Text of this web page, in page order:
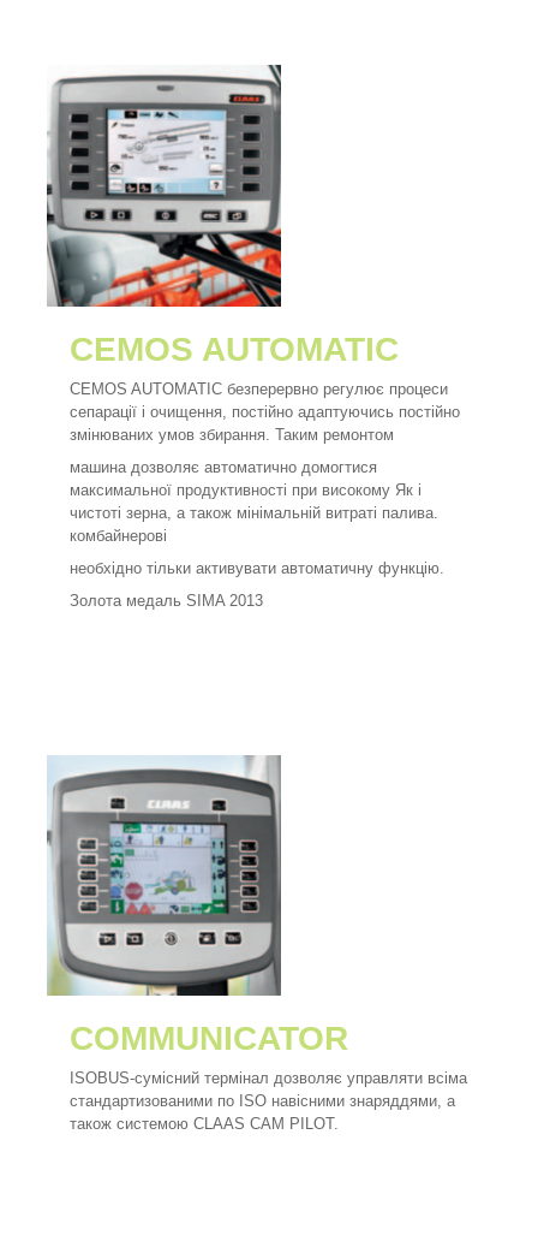
CEMOS AUTOMATIC
CEMOS AUTOMATIC безперервно регулює процеси
сепарації і очищення, постійно адаптуючись постійно
змінюваних умов збирання. Таким ремонтом
машина дозволяє автоматично домогтися
максимальної продуктивності при високому Як і
чистоті зерна, а також мінімальній витраті палива.
комбайнерові
необхідно тільки активувати автоматичну функцію.
Золота медаль SIMA 2013
COMMUNICATOR
ISOBUS-сумісний термінал дозволяє управляти всіма
стандартизованими по ISO навісними знаряддями, а
також системою CLAAS CAM PILOT.